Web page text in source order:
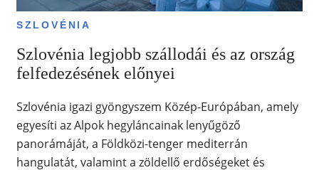
SZLOVÉNIA
Szlovénia legjobb szállodái és az ország
felfedezésének előnyei
Szlovénia igazi gyöngyszem Közép-Európában, amely
egyesíti az Alpok hegyláncainak lenyűgöző
panorámáját, a Földközi-tenger mediterrán
hangulatát, valamint a zöldellő erdőségeket és